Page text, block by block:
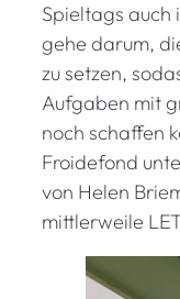
Spieltags auch
gehe darum,
zu setzen,
Aufgaben mit
noch schaffen
Froidefond
von Helen
mittlerweile